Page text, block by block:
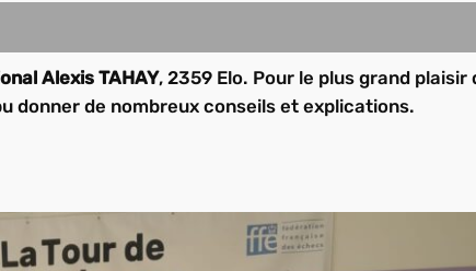
Alexis TAHAY, 2359 Elo. Pour le plus grand plaisir
donner de nombreux conseils et explications.